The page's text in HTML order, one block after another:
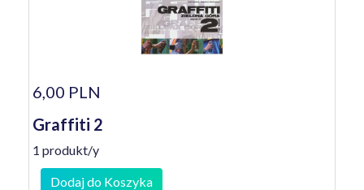
6,00 PLN
Graffiti 2
1 produkt/y
Dodaj do Koszyka